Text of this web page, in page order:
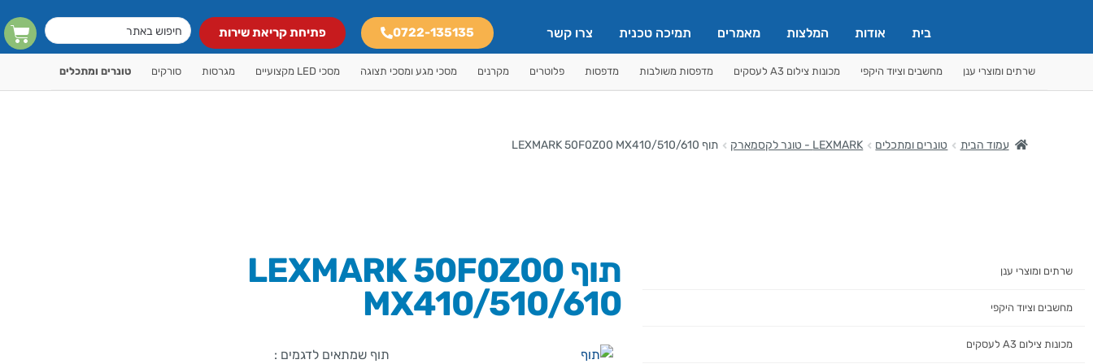
בית אודות המלצות מאמרים תמיכה טכנית צרו קשר 0722-135135 פתיחת קריאת שירות
שרתים ומוצרי ענן מחשבים וציוד היקפי מכונות צילום A3 לעסקים מדפסות משולבות מדפסות פלוטרים מקרנים מסכי מגע ומסכי תצוגה מסכי LED מקצועיים מגרסות סורקים טונרים ומתכלים
עמוד הבית טונרים ומתכלים LEXMARK - טונר לקסמארק תוף LEXMARK 50F0Z00 MX410/510/610
שרתים ומוצרי ענן
מחשבים וציוד היקפי
מכונות צילום A3 לעסקים
תוף LEXMARK 50F0Z00
MX410/510/610
תוף שמתאים לדגמים :